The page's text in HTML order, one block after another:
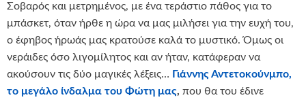
Σοβαρός και μετρημένος, με ένα τεράστιο πάθος για το
μπάσκετ, όταν ήρθε η ώρα να μας μιλήσει για την ευχή του,
ο έφηβος ήρωάς μας κρατούσε καλά το μυστικό. Όμως οι
νεράιδες όσο λιγομίλητος και αν ήταν, κατάφεραν να
ακούσουν τις δύο μαγικές λέξεις… Γιάννης Αντετοκούνμπο,
το μεγάλο ίνδαλμα του Φώτη μας, που θα του έδινε